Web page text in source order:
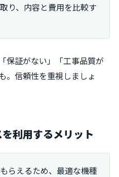
り、内容と費用を比較す
保証がない」「工事品質が
。信頼性を重視しましょ
利用するメリット
らえるため、最適な機種